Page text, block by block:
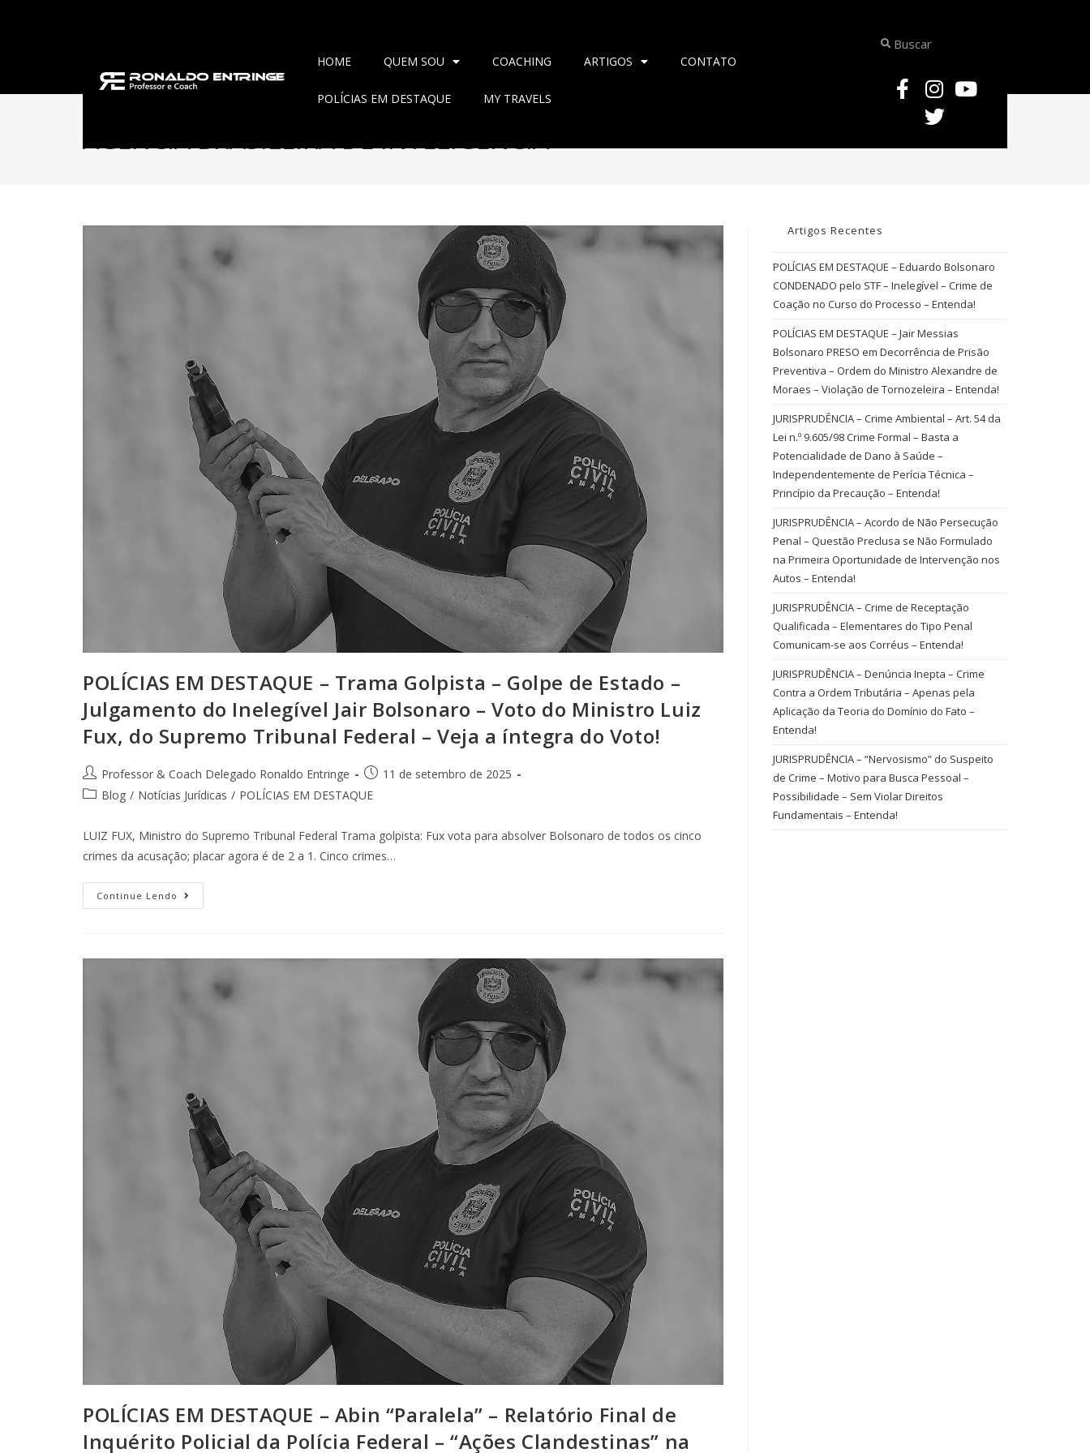
HOME QUEM SOU COACHING ARTIGOS CONTATO
POLÍCIAS EM DESTAQUE MY TRAVELS
AGENCIA BRASILEIRA DE INTELIGÊNCIA
POLÍCIAS EM DESTAQUE – Trama Golpista – Golpe de Estado –
Julgamento do Inelegível Jair Bolsonaro – Voto do Ministro Luiz
Fux, do Supremo Tribunal Federal – Veja a íntegra do Voto!
Professor & Coach Delegado Ronaldo Entringe
11 de setembro de 2025
Blog / Notícias Jurídicas / POLÍCIAS EM DESTAQUE
LUIZ FUX, Ministro do Supremo Tribunal Federal Trama golpista: Fux vota para absolver Bolsonaro de todos os cinco
crimes da acusação; placar agora é de 2 a 1. Cinco crimes…
Continue Lendo
POLÍCIAS EM DESTAQUE – Abin “Paralela” – Relatório Final de
Inquérito Policial da Polícia Federal – “Ações Clandestinas” na
Artigos Recentes
POLÍCIAS EM DESTAQUE – Eduardo Bolsonaro
CONDENADO pelo STF – Inelegível – Crime de
Coação no Curso do Processo – Entenda!
POLÍCIAS EM DESTAQUE – Jair Messias
Bolsonaro PRESO em Decorrência de Prisão
Preventiva – Ordem do Ministro Alexandre de
Moraes – Violação de Tornozeleira – Entenda!
JURISPRUDÊNCIA – Crime Ambiental – Art. 54 da
Lei n.º 9.605/98 Crime Formal – Basta a
Potencialidade de Dano à Saúde –
Independentemente de Perícia Técnica –
Princípio da Precaução – Entenda!
JURISPRUDÊNCIA – Acordo de Não Persecução
Penal – Questão Preclusa se Não Formulado
na Primeira Oportunidade de Intervenção nos
Autos – Entenda!
JURISPRUDÊNCIA – Crime de Receptação
Qualificada – Elementares do Tipo Penal
Comunicam-se aos Corréus – Entenda!
JURISPRUDÊNCIA – Denúncia Inepta – Crime
Contra a Ordem Tributária – Apenas pela
Aplicação da Teoria do Domínio do Fato –
Entenda!
JURISPRUDÊNCIA – “Nervosismo” do Suspeito
de Crime – Motivo para Busca Pessoal –
Possibilidade – Sem Violar Direitos
Fundamentais – Entenda!